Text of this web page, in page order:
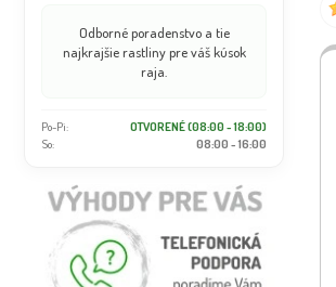
Odborné poradenstvo a tie
najkrajšie rastliny pre váš kúsok
raja.
Po-Pi:
OTVORENÉ (08:00 - 18:00)
So:
08:00 - 16:00